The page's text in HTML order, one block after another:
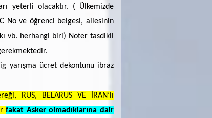
yeterli olacaktır. ( Ülkemizde
No ve öğrenci belgesi, ailesinin
vb. herhangi biri) Noter tasdikli
yarışma ücret dekontunu ibraz
RUS, BELARUS VE İRAN’lı
fakat Asker olmadıklarına dair